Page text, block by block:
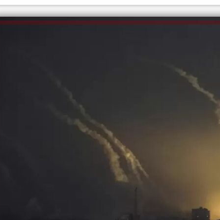
الكاتبة إلهام شرشر تهنئ الرئيس
السيسي بعيد ميلاده وتُشيد بجهوده